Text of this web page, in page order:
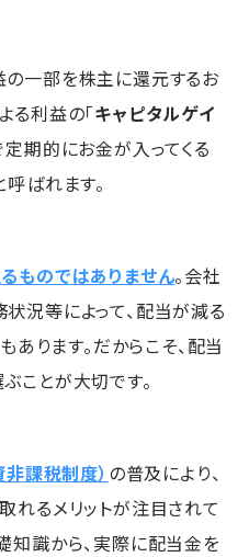
一部を株主に還元するお
る利益の「キャピタルゲイ
定期的にお金が入ってくる
呼ばれます。
ものではありません。会社
況等によって、配当が減る
もあります。だからこそ、配当
ことが大切です。
課税制度） の普及により、
れるメリットが注目されて
知識から、実際に配当金を